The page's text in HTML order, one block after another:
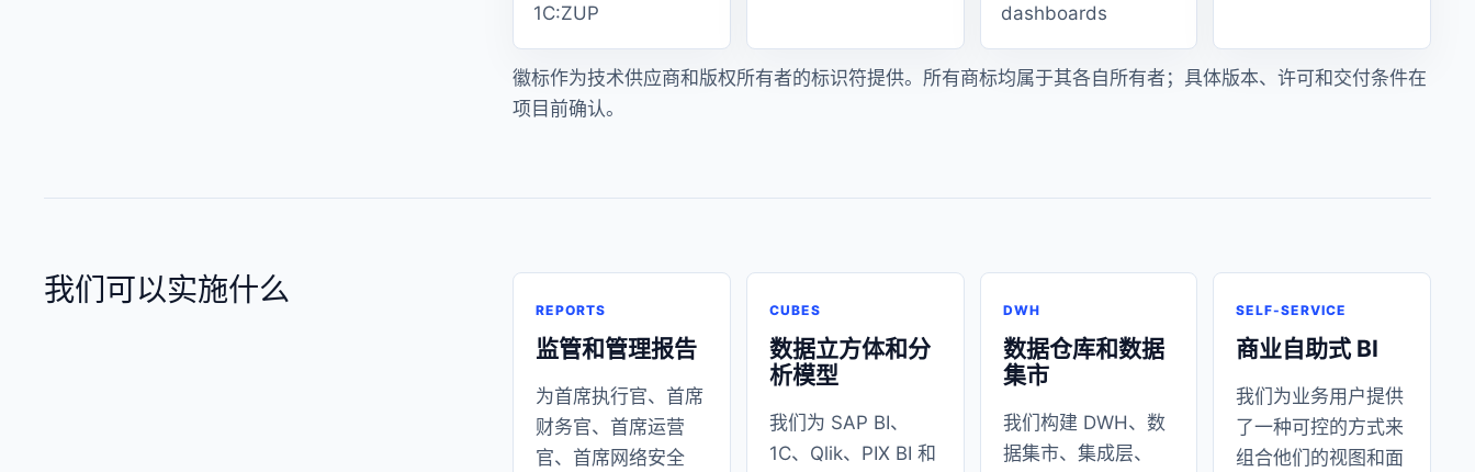
1C:ZUP
dashboards
徽标作为技术供应商和版权所有者的标识符提供。所有商标均属于其各自所有者；具体版本、许可和交付条件在
项目前确认。
我们可以实施什么
REPORTS
监管和管理报告
为首席执行官、首席
财务官、首席运营
官、首席网络安全
CUBES
数据立方体和分
析模型
我们为 SAP BI、
1C、Qlik、PIX BI 和
DWH
数据仓库和数据
集市
我们构建 DWH、数
据集市、集成层、
SELF-SERVICE
商业自助式 BI
我们为业务用户提供
了一种可控的方式来
组合他们的视图和面